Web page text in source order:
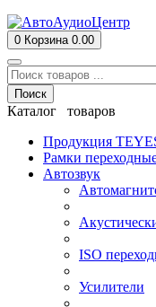
0 Корзина 0.00
Поиск
Каталог товаров
Продукция
Рамки
Автозвук
ISO
Усилители